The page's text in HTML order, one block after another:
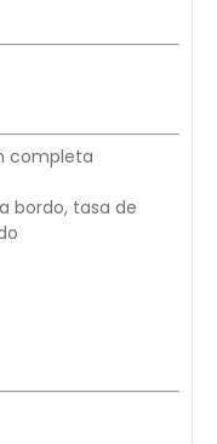
completa
bordo, tasa de